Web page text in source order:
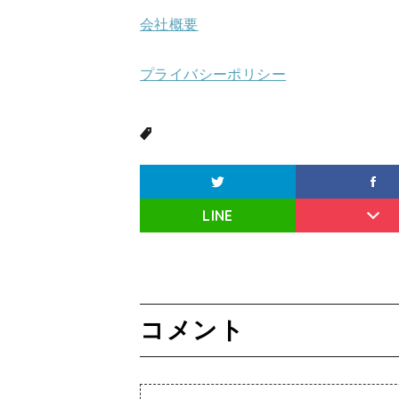
会社概要
プライバシーポリシー
LINE
コメント